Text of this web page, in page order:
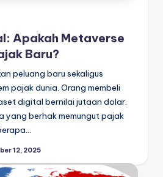
Apakah Metaverse
Baru?
peluang baru sekaligus
pajak dunia. Orang membeli
digital bernilai jutaan dolar.
yang berhak memungut pajak
12, 2025